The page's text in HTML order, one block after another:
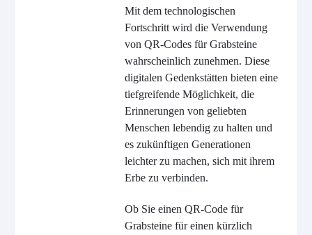
Mit dem technologischen
Fortschritt wird die Verwendung
von QR-Codes für Grabsteine
wahrscheinlich zunehmen. Diese
digitalen Gedenkstätten bieten eine
tiefgreifende Möglichkeit, die
Erinnerungen von geliebten
Menschen lebendig zu halten und
es zukünftigen Generationen
leichter zu machen, sich mit ihrem
Erbe zu verbinden.
Ob Sie einen QR-Code für
Grabsteine für einen kürzlich